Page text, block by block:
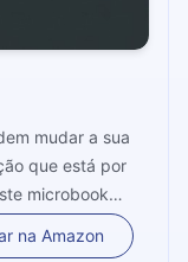
mudar a sua
que está por
microbook
dietas,
precisa apenas
na Amazon